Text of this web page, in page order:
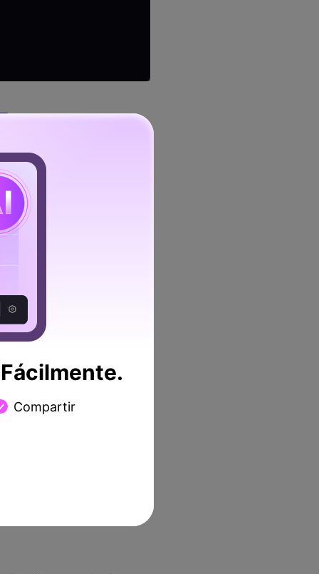
la grabación echa de
graba en Windows 10.
juegos. Además, hay
audio interno en
Compartir